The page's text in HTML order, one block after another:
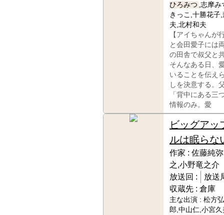
ひろみつ ,志摩
きっこ,十勝花子
夫,北村和夫
【アイちゃんが
と会田愛子には
の田舎で叔父と
そんなある日、
いることを伝え
しを決意する。
「背中にある三
情報のみ。愛
ビッグアッ
ルは眠らな
作家 : 佐藤純
之,小野竜之介
放送回 :
放送
収蔵先 : 倉庫
主な出演 : 松方
郎,中山仁,小宮